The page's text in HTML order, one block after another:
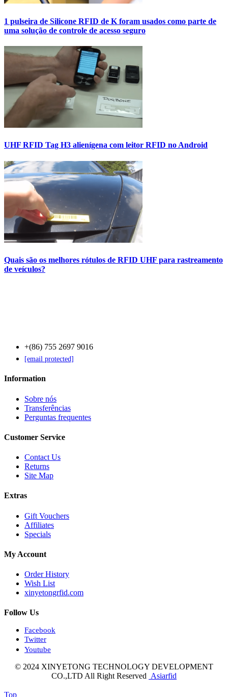
1 pulseira de Silicone RFID de K foram usados como parte de
uma solução de controle de acesso seguro
UHF RFID Tag H3 alienígena com leitor RFID no Android
Quais são os melhores rótulos de RFID UHF para rastreamento
de veículos?
+(86) 755 2697 9016
[email protected]
Information
Sobre nós
Transferências
Perguntas frequentes
Customer Service
Contact Us
Returns
Site Map
Extras
Gift Vouchers
Affiliates
Specials
My Account
Order History
Wish List
xinyetongrfid.com
Follow Us
Facebook
Twitter
Youtube
© 2024 XINYETONG TECHNOLOGY DEVELOPMENT
CO.,LTD All Right Reserved Asiarfid
Top